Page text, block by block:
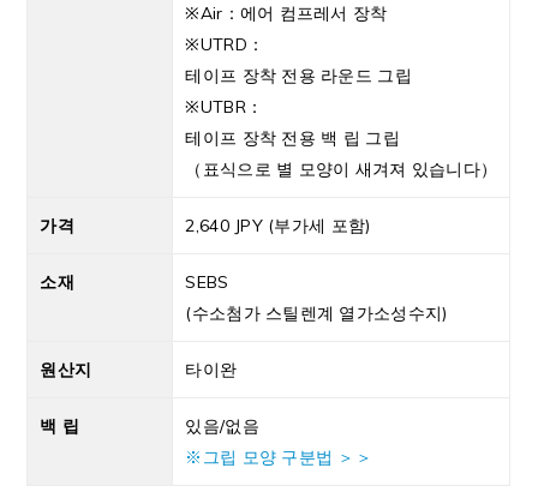
※Air：에어 컴프레서 장착
※UTRD：
테이프 장착 전용 라운드 그립
※UTBR：
테이프 장착 전용 백 립 그립
（표식으로 별 모양이 새겨져 있습니다）
가격 2,640 JPY (부가세 포함)
소재
SEBS
(수소첨가 스틸렌계 열가소성수지)
원산지 타이완
백 립
있음/없음
※그립 모양 구분법 ＞＞